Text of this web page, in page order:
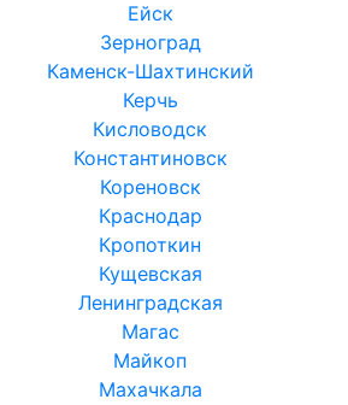
Ейск
Зерноград
Каменск-Шахтинский
Керчь
Кисловодск
Константиновск
Кореновск
Краснодар
Кропоткин
Кущевская
Ленинградская
Магас
Майкоп
Махачкала